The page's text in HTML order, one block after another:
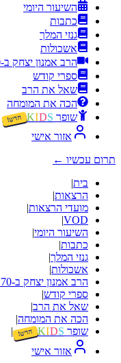
השיעור היומי
כתבות
גנזי המלך
אשכולות
הרב אמנון יצחק ב-70 לשון
ספרי קודש
שאל את הרב
הכה את המומחה
שופר
KIDS חדש!
אזור אישי
תרום עכשיו ←
בית|
הרצאות|
מועדי הרצאות|
VOD
|
השיעור היומי|
כתבות|
גנזי המלך|
אשכולות|
הרב אמנון יצחק ב-70 לשון
ספרי קודש|
שאל את הרב|
הכה את המומחה|
שופר
KIDS חדש! |
אזור אישי